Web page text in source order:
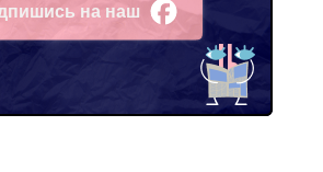
на наш